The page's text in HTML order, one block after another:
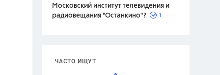
Московский институт телевидения и
радиовещания "Останкино"?
1
ЧАСТО ИЩУТ